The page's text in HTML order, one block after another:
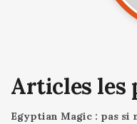
Articles les
Egyptian Magic : pas si